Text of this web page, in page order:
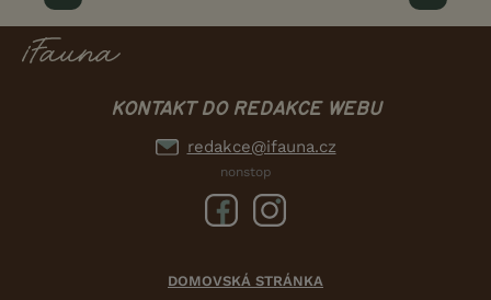
KONTAKT DO REDAKCE WEBU
redakce@ifauna.cz
nonstop
DOMOVSKÁ STRÁNKA